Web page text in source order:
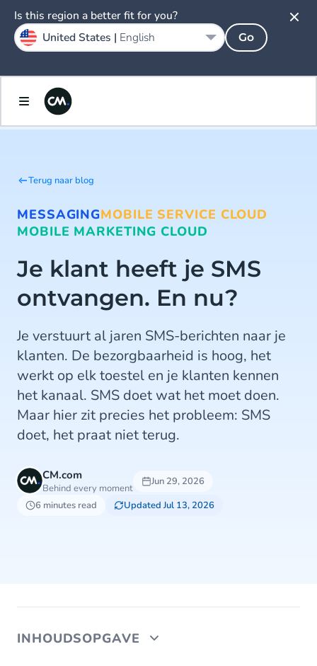
Terug naar blog
MESSAGINGMOBILE SERVICE CLOUD
MOBILE MARKETING CLOUD
Je klant heeft je SMS
ontvangen. En nu?
Je verstuurt al jaren SMS-berichten naar je
klanten. De bezorgbaarheid is hoog, het
werkt op elk toestel en je klanten kennen
het kanaal. SMS doet wat het moet doen.
Maar hier zit precies het probleem: SMS
doet, het praat niet terug.
CM.com
Behind every moment
Jun 29, 2026
6 minutes read
Updated Jul 13, 2026
INHOUDSOPGAVE
Is this region a better fit for you?
United States | English Go